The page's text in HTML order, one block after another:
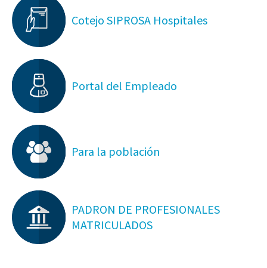
Cotejo SIPROSA Hospitales
Portal del Empleado
Para la población
PADRON DE PROFESIONALES
MATRICULADOS